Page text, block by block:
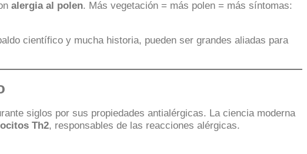
alergia al polen. Más vegetación = más polen = más síntomas:
científico y mucha historia, pueden ser grandes aliadas para
siglos por sus propiedades antialérgicas. La ciencia moderna
Th2, responsables de las reacciones alérgicas.